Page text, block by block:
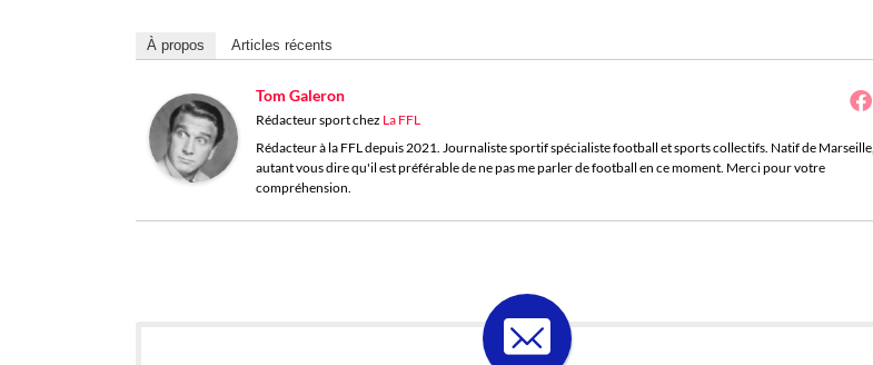
À propos Articles récents
Tom Galeron
Rédacteur sportchez La FFL
Rédacteur à la FFL depuis 2021. Journaliste sportif spécialiste football et sports collectifs. Natif de Marseille,
autant vous dire qu'il est préférable de ne pas me parler de football en ce moment. Merci pour votre
compréhension.